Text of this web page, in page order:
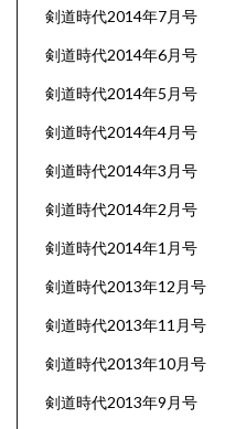
剣道時代2014年7月号
剣道時代2014年6月号
剣道時代2014年5月号
剣道時代2014年4月号
剣道時代2014年3月号
剣道時代2014年2月号
剣道時代2014年1月号
剣道時代2013年12月号
剣道時代2013年11月号
剣道時代2013年10月号
剣道時代2013年9月号